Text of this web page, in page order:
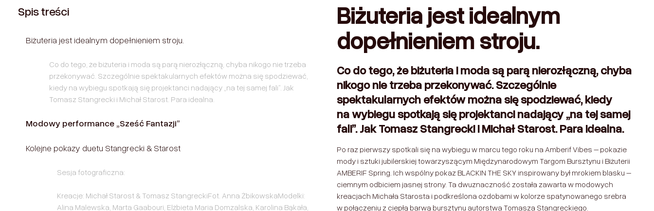
Spis treści
Biżuteria jest idealnym dopełnieniem stroju.
Co do tego, że biżuteria i moda są parą nierozłączną, chyba nikogo nie trzeba
przekonywać. Szczególnie spektakularnych efektów można się spodziewać,
kiedy na wybiegu spotkają się projektanci nadający „na tej samej fali”. Jak
Tomasz Stangrecki i Michał Starost. Para idealna.
Modowy performance „Sześć Fantazji”
Kolejne pokazy duetu Stangrecki & Starost
Sesja fotograficzna:
Kreacje: Michał Starost & Tomasz StangreckiFot. Anna ŻbikowskaModelki:
Alina Malewska, Marta Gaabouri, Elżbieta Maria Domzalska, Karolina Bąkała,
Biżuteria jest idealnym
dopełnieniem stroju.
Co do tego, że biżuteria i moda są parą nierozłączną, chyba
nikogo nie trzeba przekonywać. Szczególnie
spektakularnych efektów można się spodziewać, kiedy
na wybiegu spotkają się projektanci nadający „na tej samej
fali”. Jak Tomasz Stangrecki i Michał Starost. Para idealna.
Po raz pierwszy spotkali się na wybiegu w marcu tego roku na Amberif Vibes – pokazie
mody i sztuki jubilerskiej towarzyszącym Międzynarodowym Targom Bursztynu i Biżuterii
AMBERIF Spring. Ich wspólny pokaz BLACKIN THE SKY inspirowany był mrokiem blasku –
ciemnym odbiciem jasnej strony. Ta dwuznaczność została zawarta w modowych
kreacjach Michała Starosta i podkreślona ozdobami w kolorze spatynowanego srebra
w połączeniu z ciepłą barwą bursztynu autorstwa Tomasza Stangreckiego.